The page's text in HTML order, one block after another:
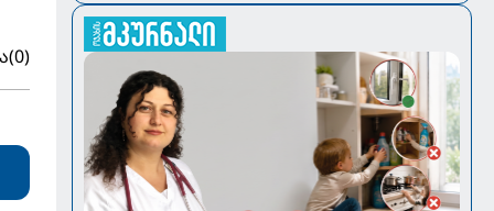
(0)
მნიშვნელოვანია“